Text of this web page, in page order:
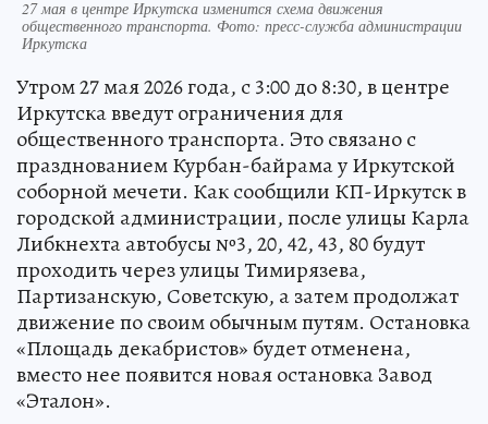
27 мая в центре Иркутска изменится схема движения
общественного транспорта. Фото: пресс-служба администрации
Иркутска
Утром 27 мая 2026 года, с 3:00 до 8:30, в центре
Иркутска введут ограничения для
общественного транспорта. Это связано с
празднованием Курбан-байрама у Иркутской
соборной мечети. Как сообщили КП-Иркутск в
городской администрации, после улицы Карла
Либкнехта автобусы №3, 20, 42, 43, 80 будут
проходить через улицы Тимирязева,
Партизанскую, Советскую, а затем продолжат
движение по своим обычным путям. Остановка
«Площадь декабристов» будет отменена,
вместо нее появится новая остановка Завод
«Эталон».